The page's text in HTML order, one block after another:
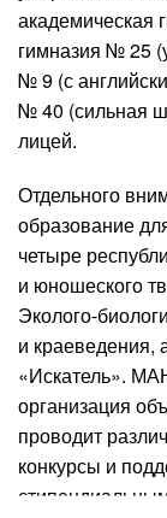
гимназия № 25
№ 9 (с
№ 40 (сильная
лицей.
Отдельного
образование
четыре
и юношеского
Эколого-
и краеведения,
«Искатель».
организация
проводит
конкурсы и